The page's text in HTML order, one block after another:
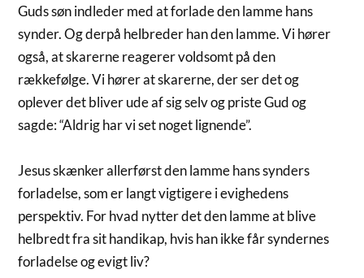
Guds søn indleder med at forlade den lamme hans
synder. Og derpå helbreder han den lamme. Vi hører
også, at skarerne reagerer voldsomt på den
rækkefølge. Vi hører at skarerne, der ser det og
oplever det bliver ude af sig selv og priste Gud og
sagde: “Aldrig har vi set noget lignende”.
Jesus skænker allerførst den lamme hans synders
forladelse, som er langt vigtigere i evighedens
perspektiv. For hvad nytter det den lamme at blive
helbredt fra sit handikap, hvis han ikke får syndernes
forladelse og evigt liv?